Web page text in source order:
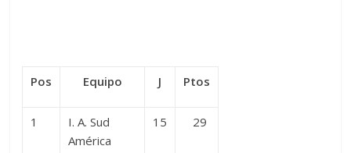
Pos Equipo J Ptos
1
I. A. Sud
América
15 29